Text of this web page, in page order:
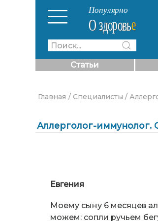
Статьи
Главная / Специалисты /
Аллерголог-иммунолог.
Евгения
Моему сыну 6 месяцев
можем: сопли ручьем